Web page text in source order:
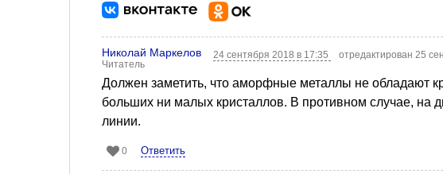
Николай Маркелов
Читатель
24 сентября 2018 в 17:35 отредактирован 25
Должен заметить, что аморфные металлы не обладают
больших ни малых кристаллов. В противном случае, на
линии.
0 Ответить